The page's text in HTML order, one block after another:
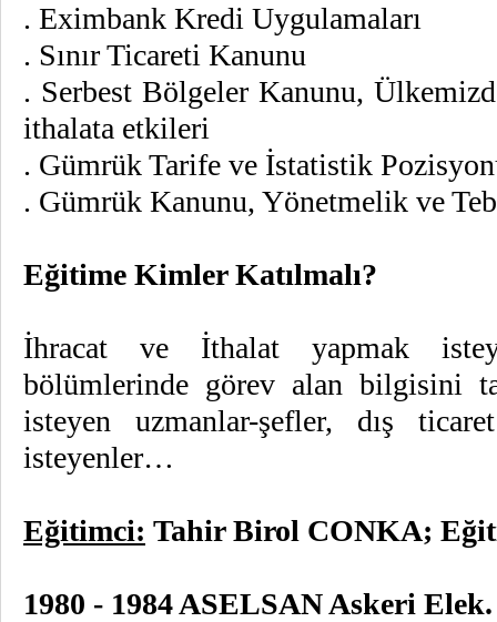
. Eximbank Kredi Uygulamaları
. Sınır Ticareti Kanunu
. Serbest Bölgeler Kanunu,
ithalata etkileri
. Gümrük Tarife ve İstatistik
. Gümrük Kanunu, Yönetmelik ve
Eğitime Kimler Katılmalı?
İhracat ve İthalat yapmak
bölümlerinde görev alan bilgisini
isteyen uzmanlar-şefler, dış
isteyenler…
Eğitimci: Tahir Birol CONKA;
1980 - 1984 ASELSAN Askeri